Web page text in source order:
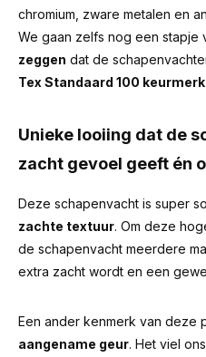
chromium, zware metalen en
We gaan zelfs nog een stapje
zeggen dat de
Tex Standaard 100 keurmerk
Unieke looiing dat de
zacht gevoel geeft én
Deze schapenvacht is super
zachte textuur. Om deze
de schapenvacht meerdere
extra zacht wordt en een
Een ander kenmerk van deze
aangename geur. Het viel